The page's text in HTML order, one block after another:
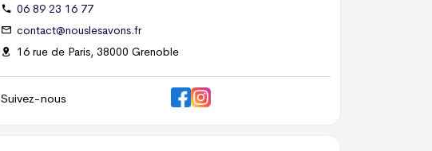
06 89 23 16 77
contact@nouslesavons.fr
16 rue de Paris, 38000 Grenoble
Suivez-nous